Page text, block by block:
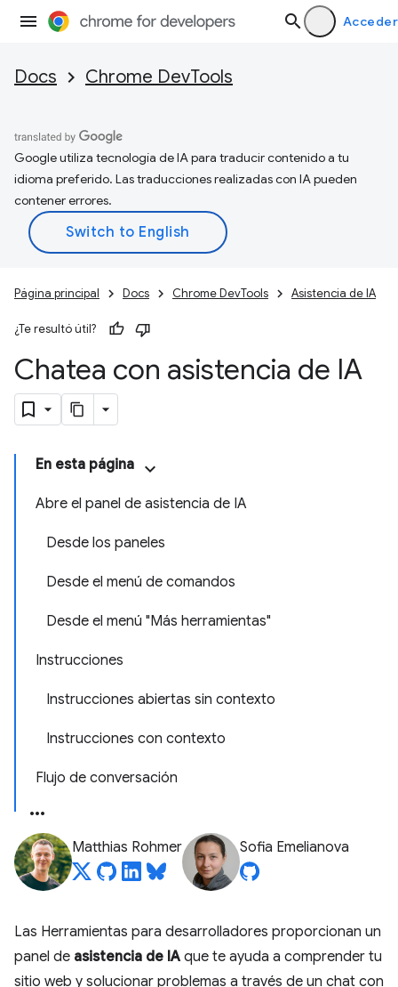
Acceder
Docs Chrome DevTools
Google utiliza tecnología de IA para traducir contenido a tu
idioma preferido. Las traducciones realizadas con IA pueden
contener errores.
Página principal Docs Chrome DevTools Asistencia de IA
¿Te resultó útil?
Chatea con asistencia de IA
En esta página
Abre el panel de asistencia de IA
Desde los paneles
Desde el menú de comandos
Desde el menú "Más herramientas"
Instrucciones
Instrucciones abiertas sin contexto
Instrucciones con contexto
Flujo de conversación
Matthias Rohmer Sofia Emelianova
Las Herramientas para desarrolladores proporcionan un
panel de asistencia de IA que te ayuda a comprender tu
sitio web y solucionar problemas a través de un chat con